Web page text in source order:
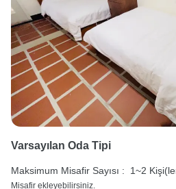
Varsayılan Oda Tipi
Maksimum Misafir Sayısı : 1~2
Misafir ekleyebilirsiniz.